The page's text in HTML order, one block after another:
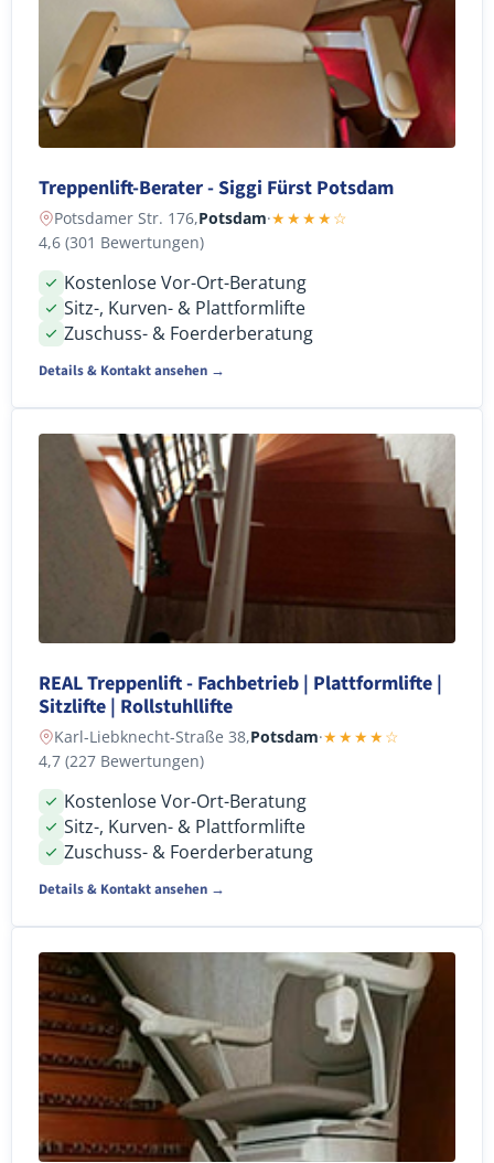
Treppenlift-Berater - Siggi Fürst Potsdam
Potsdamer Str. 176,Potsdam·★★★★☆
4,6 (301 Bewertungen)
Kostenlose Vor-Ort-Beratung
Sitz-, Kurven- & Plattformlifte
Zuschuss- & Foerderberatung
Details & Kontakt ansehen →
REAL Treppenlift - Fachbetrieb | Plattformlifte |
Sitzlifte | Rollstuhllifte
Karl-Liebknecht-Straße 38,Potsdam·★★★★☆
4,7 (227 Bewertungen)
Kostenlose Vor-Ort-Beratung
Sitz-, Kurven- & Plattformlifte
Zuschuss- & Foerderberatung
Details & Kontakt ansehen →